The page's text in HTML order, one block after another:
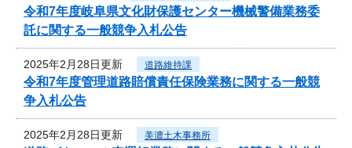
令和7年度岐阜県文化財保護センター機械警備業務委
託に関する一般競争入札公告
2025年2月28日更新 道路維持課
令和7年度管理道路賠償責任保険業務に関する一般競
争入札公告
2025年2月28日更新 美濃土木事務所